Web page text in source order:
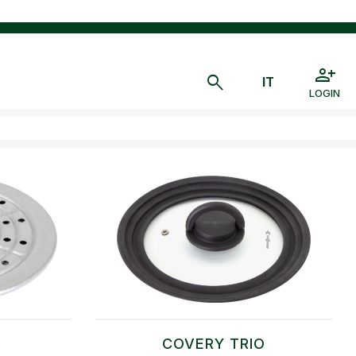
LOGIN
COVERY TRIO